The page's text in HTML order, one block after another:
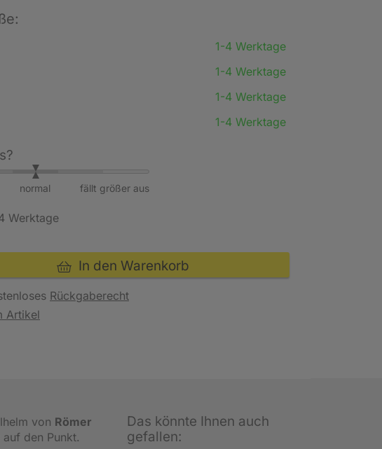
1-4 Werktage
1-4 Werktage
1-4 Werktage
1-4 Werktage
fällt größer aus
normal
Werktage
In den Warenkorb
Rückgaberecht
Artikel
von Römer
den Punkt.
Das könnte Ihnen auch
gefallen: